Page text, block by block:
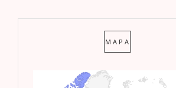
MAPA